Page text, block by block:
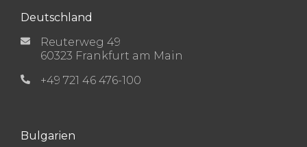
Deutschland
Reuterweg 49
60323 Frankfurt am Main
+49 721 46 476-100
Bulgarien